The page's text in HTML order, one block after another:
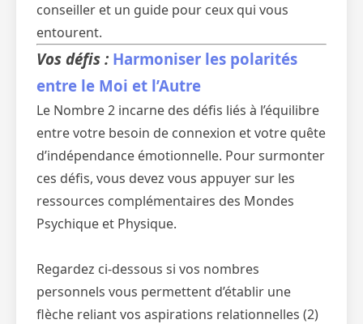
conseiller et un guide pour ceux qui vous
entourent.
Vos défis : Harmoniser les polarités
entre le Moi et l’Autre
Le Nombre 2 incarne des défis liés à l’équilibre
entre votre besoin de connexion et votre quête
d’indépendance émotionnelle. Pour surmonter
ces défis, vous devez vous appuyer sur les
ressources complémentaires des Mondes
Psychique et Physique.
Regardez ci-dessous si vos nombres
personnels vous permettent d’établir une
flèche reliant vos aspirations relationnelles (2)